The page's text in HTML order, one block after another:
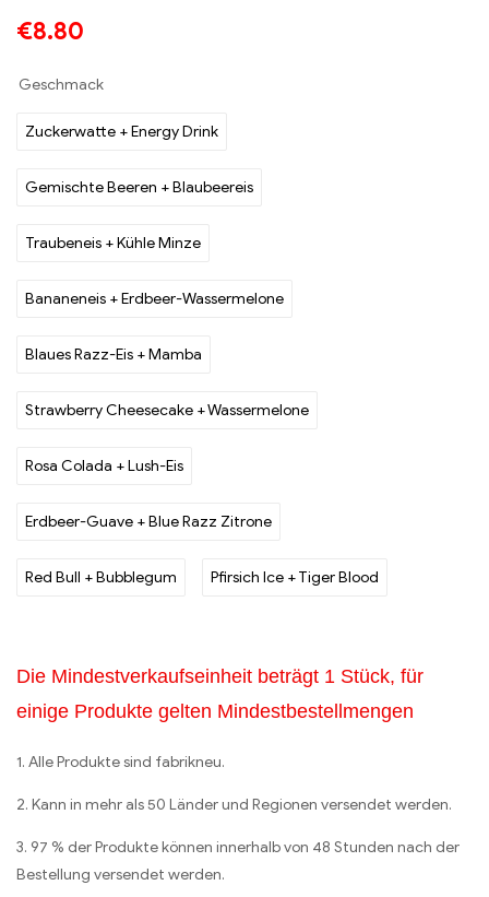
€8.80
Geschmack
Zuckerwatte + Energy Drink
Gemischte Beeren + Blaubeereis
Traubeneis + Kühle Minze
Bananeneis + Erdbeer-Wassermelone
Blaues Razz-Eis + Mamba
Strawberry Cheesecake + Wassermelone
Rosa Colada + Lush-Eis
Erdbeer-Guave + Blue Razz Zitrone
Red Bull + Bubblegum Pfirsich Ice + Tiger Blood
Die Mindestverkaufseinheit beträgt 1 Stück, für
einige Produkte gelten Mindestbestellmengen
1. Alle Produkte sind fabrikneu.
2. Kann in mehr als 50 Länder und Regionen versendet werden.
3. 97 % der Produkte können innerhalb von 48 Stunden nach der
Bestellung versendet werden.